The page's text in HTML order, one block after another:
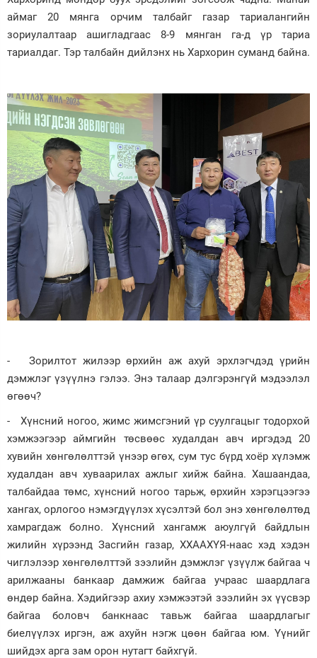
аймаг 20 мянга орчим талбайг газар тариалангийн
зориулалтаар ашигладгаас 8-9 мянган га-д үр тариа
тариалдаг. Тэр талбайн дийлэнх нь Хархорин суманд байна.
- Зорилтот жилээр өрхийн аж ахуй эрхлэгчдэд үрийн
дэмжлэг үзүүлнэ гэлээ. Энэ талаар дэлгэрэнгүй мэдээлэл
өгөөч?
- Хүнсний ногоо, жимс жимсгэний үр суулгацыг тодорхой
хэмжээгээр аймгийн төсвөөс худалдан авч иргэдэд 20
хувийн хөнгөлөлттэй үнээр өгөх, сум тус бүрд хоёр хүлэмж
худалдан авч хуваарилах ажлыг хийж байна. Хашаандаа,
талбайдаа төмс, хүнсний ногоо тарьж, өрхийн хэрэгцээгээ
хангах, орлогоо нэмэгдүүлэх хүсэлтэй бол энэ хөнгөлөлтөд
хамрагдаж болно. Хүнсний хангамж аюулгүй байдлын
жилийн хүрээнд Засгийн газар, ХХААХҮЯ-наас хэд хэдэн
чиглэлээр хөнгөлөлттэй зээлийн дэмжлэг үзүүлж байгаа ч
арилжааны банкаар дамжиж байгаа учраас шаардлага
өндөр байна. Хэдийгээр ахиу хэмжээтэй зээлийн эх үүсвэр
байгаа боловч банкнаас тавьж байгаа шаардлагыг
биелүүлэх иргэн, аж ахуйн нэгж цөөн байгаа юм. Үүнийг
шийдэх арга зам орон нутагт байхгүй.